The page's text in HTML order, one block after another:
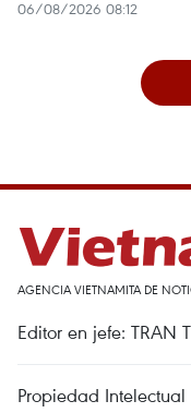
06/08/2026 08:12
AGENCIA VIETNAMITA DE
Editor en jefe: TRAN
Propiedad Intelectual